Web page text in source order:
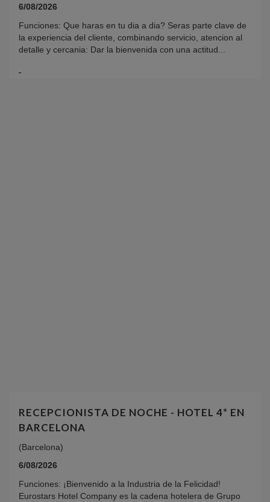
6/08/2026
Funciones: Que haras en tu dia a dia? Seras parte clave de
la experiencia del cliente, combinando servicio, atencion al
detalle y cercania: Dar la bienvenida con una actitud...
RECEPCIONISTA DE NOCHE - HOTEL 4* EN
BARCELONA
(Barcelona)
6/08/2026
Funciones: ¡Bienvenido a la Industria de la Felicidad!
Eurostars Hotel Company es la cadena hotelera de Grupo